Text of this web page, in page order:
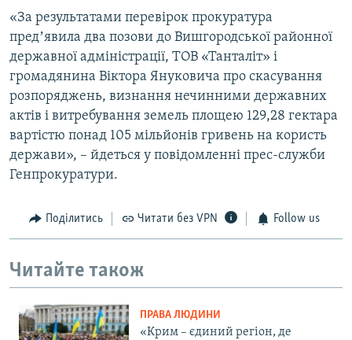
«За результатами перевірок прокуратура
предʼявила два позови до Вишгородської районної
державної адміністрації, ТОВ «Танталіт» і
громадянина Віктора Януковича про скасування
розпоряджень, визнання нечинними державних
актів і витребування земель площею 129,28 гектара
вартістю понад 105 мільйонів гривень на користь
держави», – йдеться у повідомленні прес-служби
Генпрокуратури.
Поділитись Читати без VPN Follow us
Читайте також
ПРАВА ЛЮДИНИ
«Крим – єдиний регіон, де